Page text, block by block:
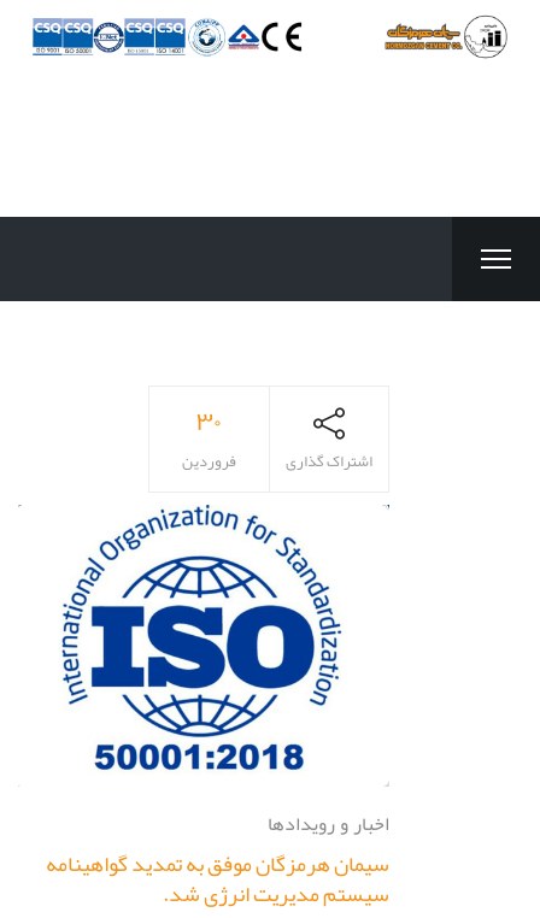
۳۰
فروردین اشتراک گذاری
اخبار و رویدادها
سیمان هرمزگان موفق به تمدید گواهینامه
سیستم مدیریت انرژی شد.